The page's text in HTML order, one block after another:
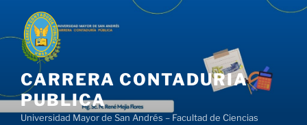
contenido
CARRERA CONTADURIA
PUBLICA
Universidad Mayor de San Andrés – Facultad de Ciencias